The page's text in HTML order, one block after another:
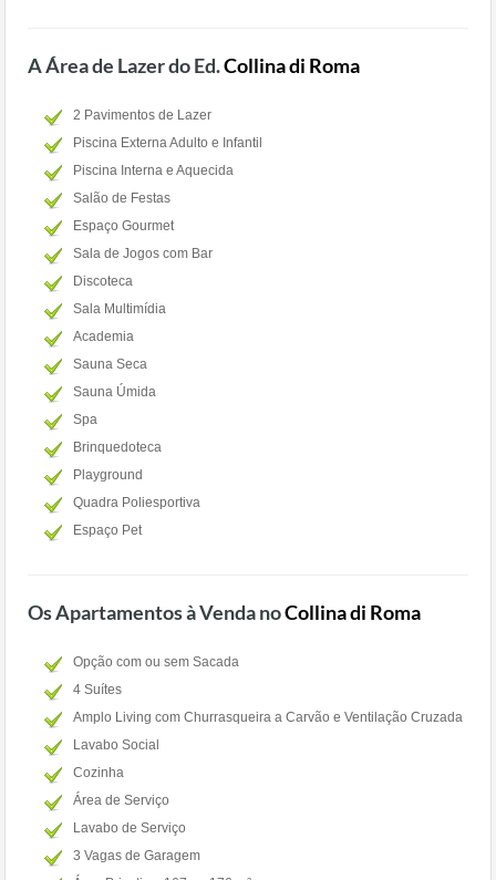
A Área de Lazer do Ed.Collina di Roma
2 Pavimentos de Lazer
Piscina Externa Adulto e Infantil
Piscina Interna e Aquecida
Salão de Festas
Espaço Gourmet
Sala de Jogos com Bar
Discoteca
Sala Multimídia
Academia
Sauna Seca
Sauna Úmida
Spa
Brinquedoteca
Playground
Quadra Poliesportiva
Espaço Pet
Os Apartamentos à Venda noCollina di Roma
Opção com ou sem Sacada
4 Suítes
Amplo Living com Churrasqueira a Carvão e Ventilação Cruzada
Lavabo Social
Cozinha
Área de Serviço
Lavabo de Serviço
3 Vagas de Garagem